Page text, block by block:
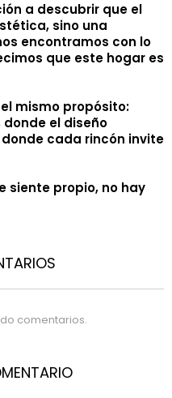
a descubrir que el
sino una
encontramos con lo
que este hogar es
mismo propósito:
el diseño
cada rincón invite
siente propio, no hay
comentarios.